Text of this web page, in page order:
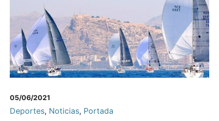
05/06/2021
Deportes, Noticias, Portada